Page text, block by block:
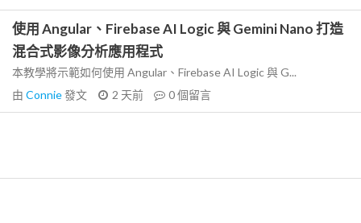
使用 Angular、Firebase AI Logic 與 Gemini Nano 打造
混合式影像分析應用程式
本教學將示範如何使用 Angular、Firebase AI Logic 與 G...
由 Connie發文 2 天前 0個留言